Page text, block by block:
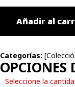
Añadir al
Categorías: [
OPCIONES
Seleccione la